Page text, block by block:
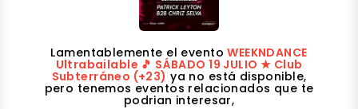
Lamentablemente el eventoWEEKNDANCE
Ultrabailable 🎵 SÁBADO 19 JULIO ★ Club
Subterráneo (+23) ya no está disponible,
pero tenemos eventos relacionados que te
podrian interesar,